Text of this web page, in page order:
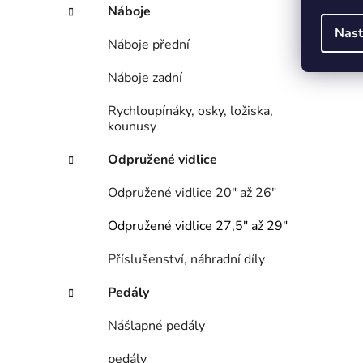
Náboje
Náboje přední
Náboje zadní
Rychloupínáky, osky, ložiska,
kounusy
Odpružené vidlice
Odpružené vidlice 20" až 26"
Odpružené vidlice 27,5" až 29"
Příslušenství, náhradní díly
Pedály
Nášlapné pedály
pedály